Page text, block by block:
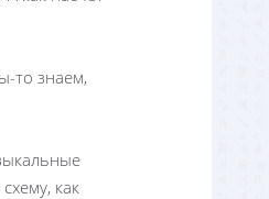
то знаем,
как